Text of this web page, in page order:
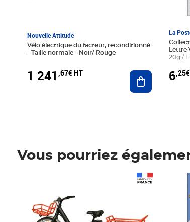
Nouvelle Attitude
Vélo électrique du facteur, reconditionné
- Taille normale - Noir/ Rouge
1 241 ,67€ HT Ajouter au
La
Lettre
20g /
6
Vous pourriez
Prix